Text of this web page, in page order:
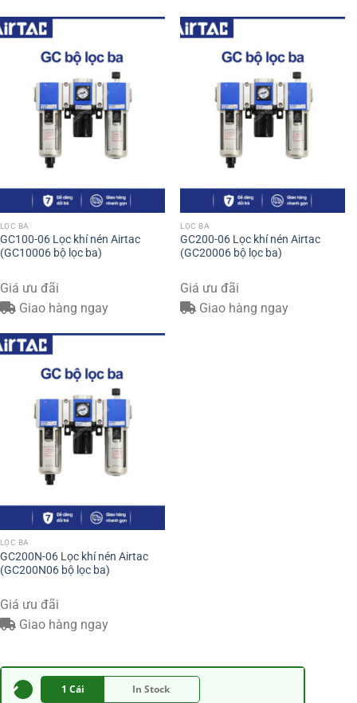
LỌC BA
GC100-06 Lọc khí nén Airtac
(GC10006 bộ lọc ba)
Giá ưu đãi
Giao hàng ngay
LỌC BA
GC200-06 Lọc khí nén Airtac
(GC20006 bộ lọc ba)
Giá ưu đãi
Giao hàng ngay
LỌC BA
GC200N-06 Lọc khí nén Airtac
(GC200N06 bộ lọc ba)
Giá ưu đãi
Giao hàng ngay
1 Cái In Stock